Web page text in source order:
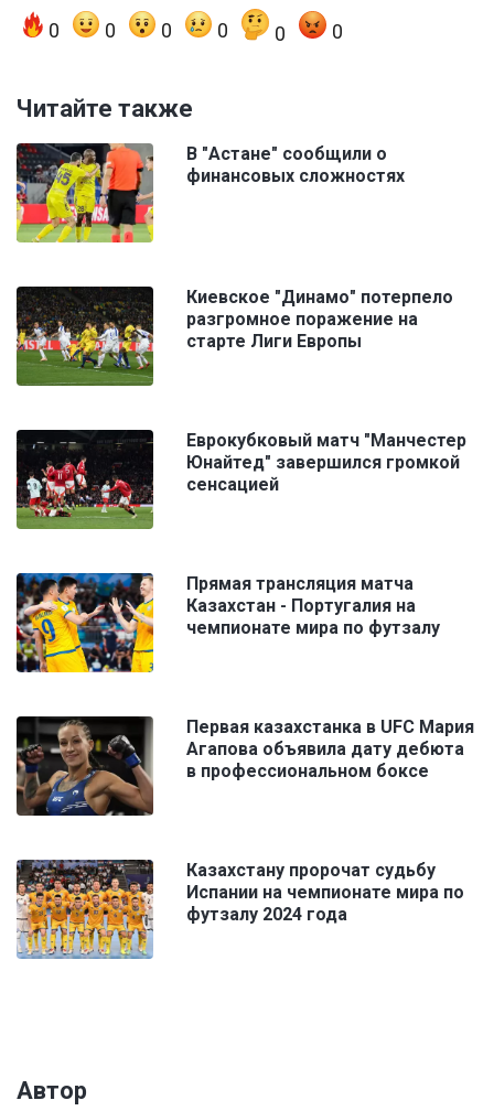
0 0 0 0 0 0
Читайте также
В "Астане" сообщили о
финансовых сложностях
Киевское "Динамо" потерпело
разгромное поражение на
старте Лиги Европы
Еврокубковый матч "Манчестер
Юнайтед" завершился громкой
сенсацией
Прямая трансляция матча
Казахстан - Португалия на
чемпионате мира по футзалу
Первая казахстанка в UFC Мария
Агапова объявила дату дебюта
в профессиональном боксе
Казахстану пророчат судьбу
Испании на чемпионате мира по
футзалу 2024 года
Автор